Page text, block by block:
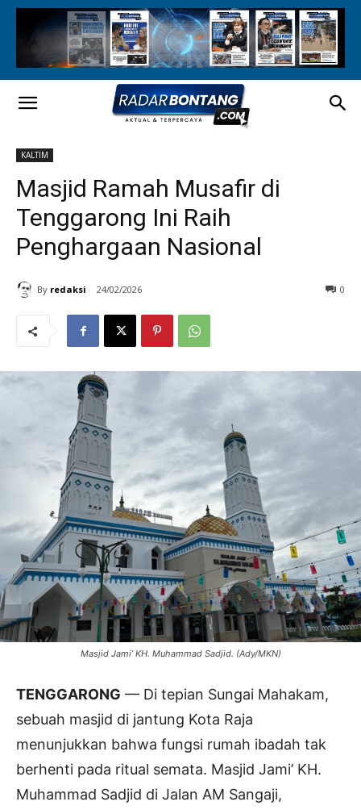
KALTIM
Masjid Ramah Musafir di
Tenggarong Ini Raih
Penghargaan Nasional
By redaksi 24/02/2026 0
Masjid Jami’ KH. Muhammad Sadjid. (Ady/MKN)
TENGGARONG — Di tepian Sungai Mahakam,
sebuah masjid di jantung Kota Raja
menunjukkan bahwa fungsi rumah ibadah tak
berhenti pada ritual semata. Masjid Jami’ KH.
Muhammad Sadjid di Jalan AM Sangaji,